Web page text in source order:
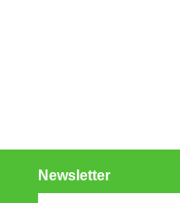
Newsletter